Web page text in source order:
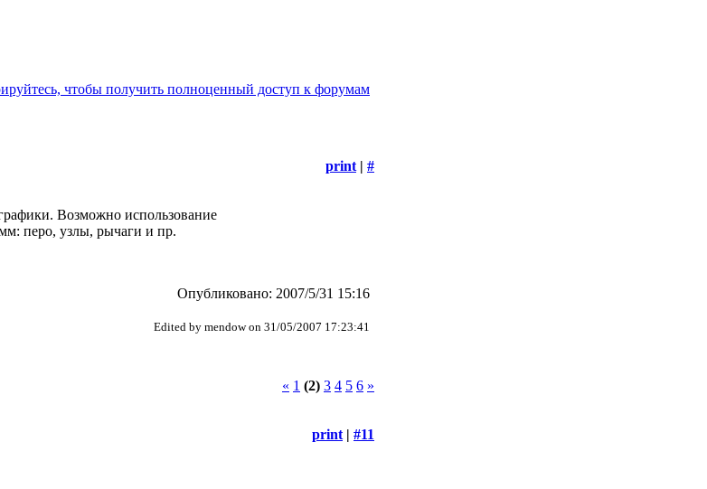
чтобы получить полноценный доступ к форумам
print | #
Возможно использование
перо, узлы, рычаги и пр.
Опубликовано: 2007/5/31 15:16
Edited by mendow on 31/05/2007 17:23:41
« 1 (2) 3 4 5 6 »
print | #11